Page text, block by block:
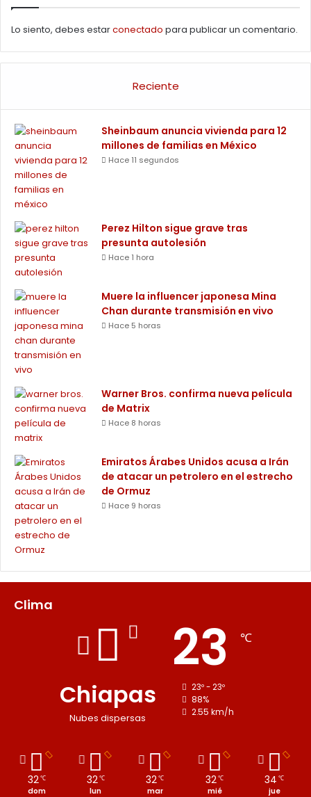
Lo siento, debes estarconectado para publicar un comentario.
Reciente
Sheinbaum anuncia vivienda para 12
millones de familias en México
Hace 11 segundos
Perez Hilton sigue grave tras
presunta autolesión
Hace 1 hora
Muere la influencer japonesa Mina
Chan durante transmisión en vivo
Hace 5 horas
Warner Bros. confirma nueva película
de Matrix
Hace 8 horas
Emiratos Árabes Unidos acusa a Irán
de atacar un petrolero en el estrecho
de Ormuz
Hace 9 horas
Clima
Chiapas
Nubes dispersas
23 ℃
23º - 23º
88%
2.55 km/h
32 ℃
dom
32 ℃
lun
32℃
mar
32℃
mié
34 ℃
jue